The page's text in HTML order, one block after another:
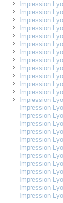
Impression
Impression
Impression
Impression
Impression
Impression
Impression
Impression
Impression
Impression
Impression
Impression
Impression
Impression
Impression
Impression
Impression
Impression
Impression
Impression
Impression
Impression
Impression
Impression
Impression